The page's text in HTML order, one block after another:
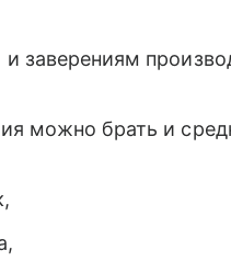
заверениям
можно брать и